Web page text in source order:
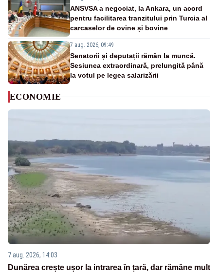
ANSVSA a negociat, la Ankara, un acord
pentru facilitarea tranzitului prin Turcia al
carcaselor de ovine și bovine
7 aug. 2026, 09:49
Senatorii și deputații rămân la muncă.
Sesiunea extraordinară, prelungită până
la votul pe legea salarizării
ECONOMIE
7 aug. 2026, 14:03
Dunărea crește ușor la intrarea în țară, dar rămâne mult